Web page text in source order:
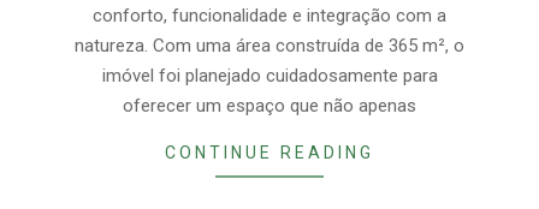
conforto, funcionalidade e integração com a
natureza. Com uma área construída de 365 m², o
imóvel foi planejado cuidadosamente para
oferecer um espaço que não apenas
CONTINUE READING